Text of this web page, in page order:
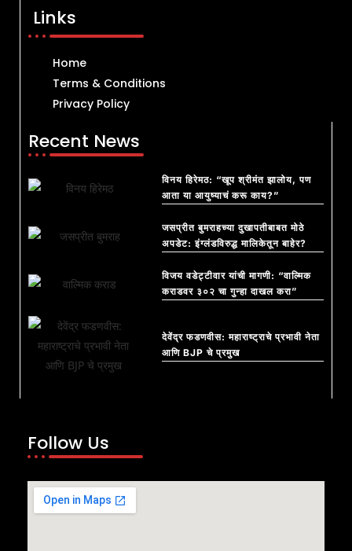
Links
Home
Terms & Conditions
Privacy Policy
Recent News
विनय हिरेमठ: “खूप श्रीमंत झालोय, पण
आता या आयुष्याचं करू काय?”
जसप्रीत बुमराहच्या दुखापतीबाबत मोठे
अपडेट: इंग्लंडविरुद्ध मालिकेतून बाहेर?
विजय वडेट्टीवार यांची मागणी: “वाल्मिक
कराडवर ३०२ चा गुन्हा दाखल करा”
देवेंद्र फडणवीस: महाराष्ट्राचे प्रभावी नेता
आणि BJP चे प्रमुख
Follow Us